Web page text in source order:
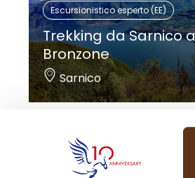
Escursionistico esperto (EE)
Trekking da Sarnico
Bronzone
Sarnico